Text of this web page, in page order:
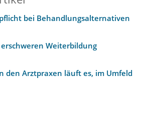
bei Behandlungsalternativen
Weiterbildung
den Arztpraxen läuft es, im Umfeld